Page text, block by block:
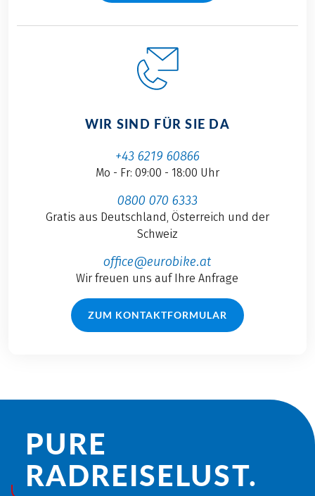
WIR SIND FÜR SIE DA
+43 6219 60866
Mo - Fr: 09:00 - 18:00 Uhr
0800 070 6333
Gratis aus Deutschland, Österreich und der
Schweiz
office@eurobike.at
Wir freuen uns auf Ihre Anfrage
ZUM KONTAKTFORMULAR
PURE
RADREISE­LUST.